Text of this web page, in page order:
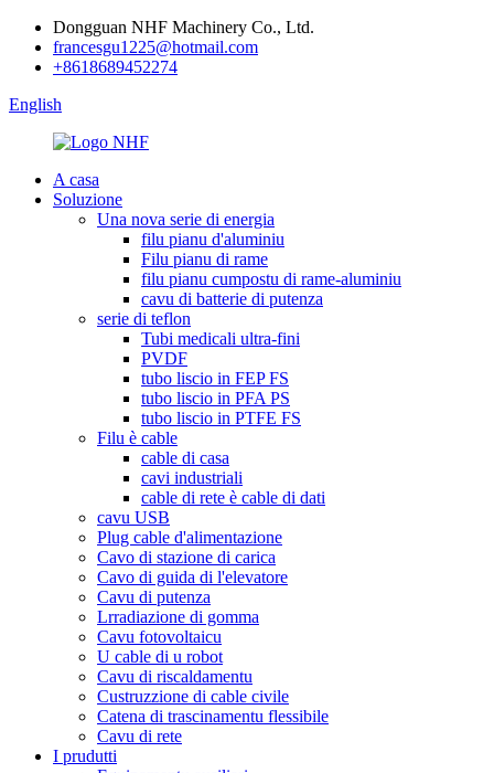
Dongguan NHF Machinery Co., Ltd.
francesgu1225@hotmail.com
+8618689452274
English
A casa
Soluzione
Una nova serie di energia
filu pianu d'aluminiu
Filu pianu di rame
filu pianu cumpostu di rame-aluminiu
cavu di batterie di putenza
serie di teflon
Tubi medicali ultra-fini
PVDF
tubo liscio in FEP FS
tubo liscio in PFA PS
tubo liscio in PTFE FS
Filu è cable
cable di casa
cavi industriali
cable di rete è cable di dati
cavu USB
Plug cable d'alimentazione
Cavo di stazione di carica
Cavo di guida di l'elevatore
Cavu di putenza
Lrradiazione di gomma
Cavu fotovoltaicu
U cable di u robot
Cavu di riscaldamentu
Custruzzione di cable civile
Catena di trascinamentu flessibile
Cavu di rete
I prudutti